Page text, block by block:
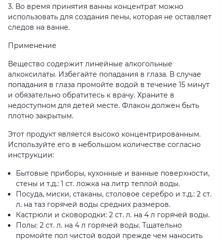
3. Во время принятия ванны концентрат можно
использовать для создания пены, которая не оставляет
следов на ванне.
Применение
Вещество содержит линейные алкогольные
алкоксилаты. Избегайте попадания в глаза. В случае
попадания в глаза промойте водой в течение 15 минут
и обязательно обратитесь к врачу. Храните в
недоступном для детей месте. Флакон должен быть
плотно закрытым.
Этот продукт является высоко концентрированным.
Используйте его в небольшом количестве согласно
инструкции:
Бытовые приборы, кухонные и ванные поверхности,
стены и т.д.: 1 ст. ложка на литр теплой воды.
Посуда, миски, стаканы, столовое серебро и т.д.: 2 ст.
л. на таз горячей воды средних размеров.
Кастрюли и сковородки: 2 ст. л. на 4 л горячей воды.
Полы: 2 ст. л. на 4 л горячей воды. Тщательно
промойте пол чистой водой прежде чем наносить